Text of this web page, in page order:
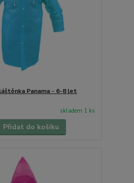
Panama - 6-8 let
skladem 1 ks
Přidat do košíku